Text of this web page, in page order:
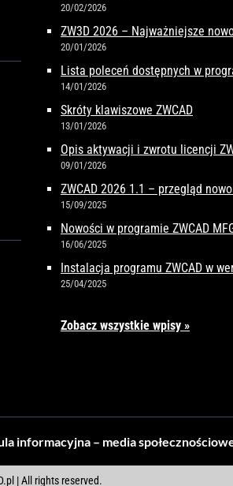
20/02/2026
ZW3D 2026 – Najważniejsze
20/01/2026
Lista poleceń dostępnych w
14/01/2026
Skróty klawiszowe ZWCAD
13/01/2026
Opis aktywacji i zwrotu licencji
09/01/2026
ZWCAD 2026 1.1 – przegląd
15/09/2025
Nowości w programie ZWCAD
16/06/2025
Instalacja programu ZWCAD w
25/04/2025
Zobacz wszystkie wpisy »
informacyjna – media
| All rights reserved.